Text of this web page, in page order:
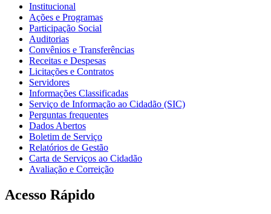
Institucional
Ações e Programas
Participação Social
Auditorias
Convênios e Transferências
Receitas e Despesas
Licitações e Contratos
Servidores
Informações Classificadas
Serviço de Informação ao Cidadão (SIC)
Perguntas frequentes
Dados Abertos
Boletim de Serviço
Relatórios de Gestão
Carta de Serviços ao Cidadão
Avaliação e Correição
Acesso Rápido